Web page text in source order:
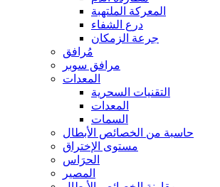
المعركة الملتهبة
درع الشفاء
جرعة الزمكان
مُرافق
مرافق سوبر
المعدات
التقنيات السحرية
المعدات
السمات
حاسبة من الخصائص الأبطال
مستوى الإختراق
الحرَاس
المصير